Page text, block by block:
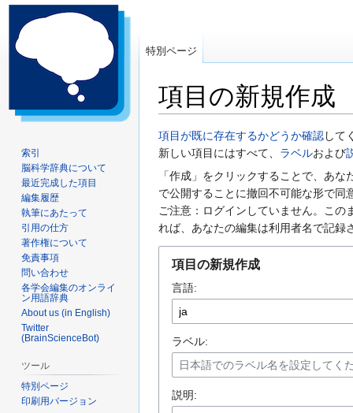
項目の新規作成
ナ
ビ
ゲ
ー
シ
ョ
検
索
に
移
動
項目が既に存在するかどうか確認して
新しい項目にはすべて、 ラベルおよび
「作成」をクリックすることで、あな
で公開することに撤回不可能な形で同
ご注意：ログインしていません。この
れば、あなたの編集は利用者名で記録
項目の新規作成
言語:
ラベル:
説明:
特別ページ
索引
脳科学辞典について
最近完成した項目
編集履歴
執筆にあたって
引用の仕方
著作権について
免責事項
問い合わせ
各学会編集のオンライ
ン用語辞典
About us (in English)
Twitter
(BrainScienceBot)
ツール
特別ページ
印刷用バージョン